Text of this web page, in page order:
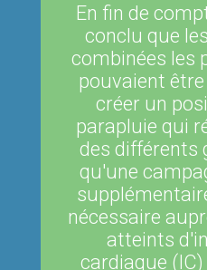
En fin de
conclu que
combinées les
pouvaient
créer un
parapluie qui
des différents
qu'une
nécessaire
atteints
cardiaque